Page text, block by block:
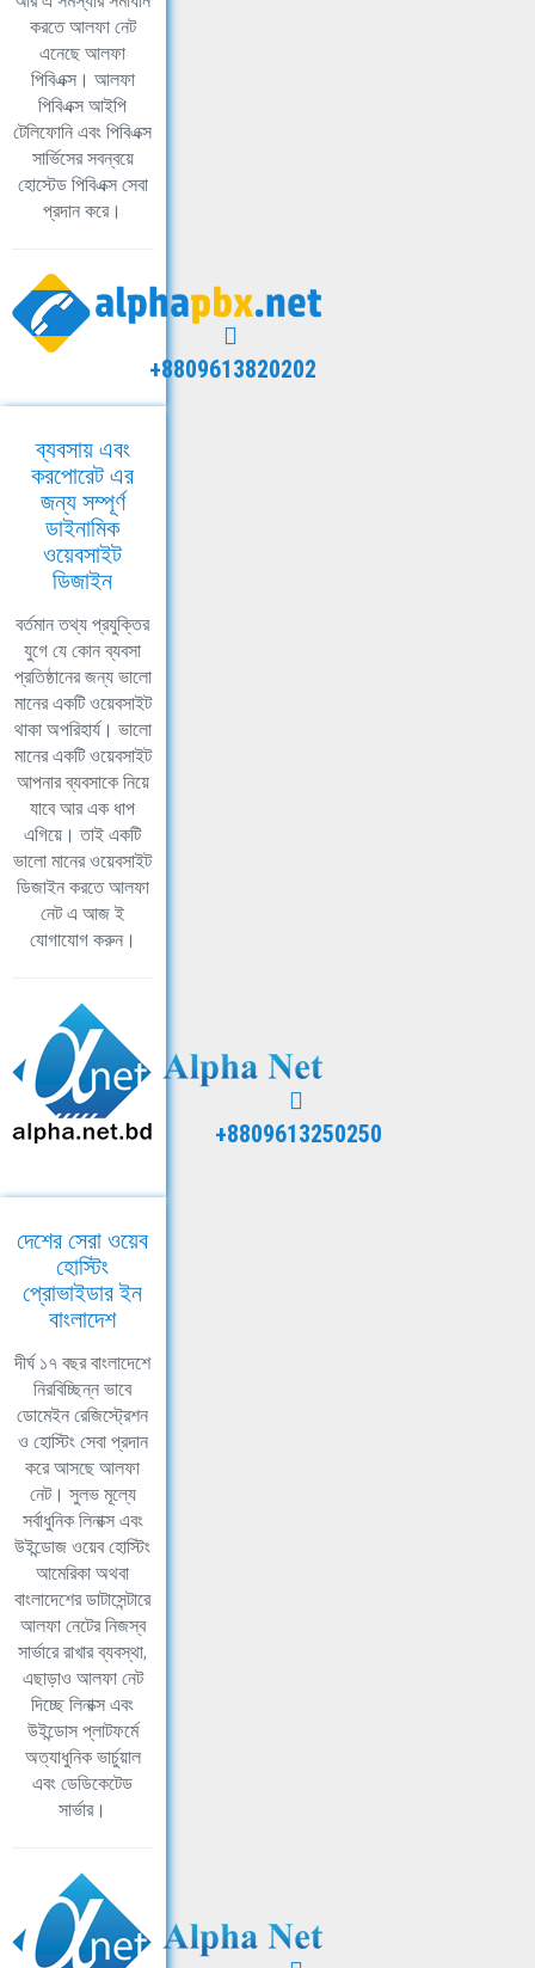
করতে আলফা নেট
এনেছে আলফা
পিবিএক্স। আলফা
পিবিএক্স আইপি
টেলিফোনি এবং পিবিএক্স
সার্ভিসের সবন্বয়ে
হোস্টেড পিবিএক্স সেবা
প্রদান করে।
+8809613820202
ব্যবসায় এবং
করপোরেট এর
জন্য সম্পূর্ণ
ডাইনামিক
ওয়েবসাইট
ডিজাইন
বর্তমান তথ্য প্রযুক্তির
যুগে যে কোন ব্যবসা
প্রতিষ্ঠানের জন্য ভালো
মানের একটি ওয়েবসাইট
থাকা অপরিহার্য। ভালো
মানের একটি ওয়েবসাইট
আপনার ব্যবসাকে নিয়ে
যাবে আর এক ধাপ
এগিয়ে। তাই একটি
ভালো মানের ওয়েবসাইট
ডিজাইন করতে আলফা
নেট এ আজ ই
যোগাযোগ করুন।
+8809613250250
দেশের সেরা ওয়েব
হোস্টিং
প্রোভাইডার ইন
বাংলাদেশ
দীর্ঘ ১৭ বছর বাংলাদেশে
নিরবিচ্ছিন্ন ভাবে
ডোমেইন রেজিস্ট্রেশন
ও হোস্টিং সেবা প্রদান
করে আসছে আলফা
নেট। সুলভ মূল্যে
সর্বাধুনিক লিনাক্স এবং
উইন্ডোজ ওয়েব হোস্টিং
আমেরিকা অথবা
বাংলাদেশের ডাটাসেন্টারে
আলফা নেটের নিজস্ব
সার্ভারে রাখার ব্যবস্থা,
এছাড়াও আলফা নেট
দিচ্ছে লিনাক্স এবং
উইন্ডোস প্লাটফর্মে
অত্যাধুনিক ভার্চুয়াল
এবং ডেডিকেটেড
সার্ভার।